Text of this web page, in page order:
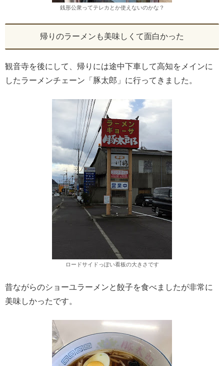
銭形公衆ってテレカとか使えないのかな？
帰りのラーメンも美味しくて面白かった
観音寺を後にして、帰りには途中下車して高知をメインに
したラーメンチェーン「豚太郎」に行ってきました。
ロードサイドっぽい看板の大きさです
昔ながらのショーユラーメンと餃子を食べましたが非常に
美味しかったです。